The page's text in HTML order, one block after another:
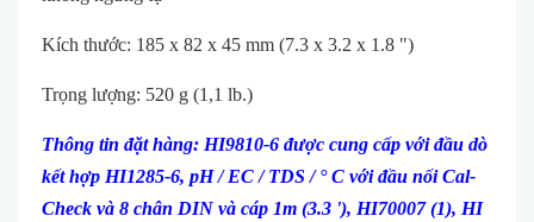
Kích thước: 185 x 82 x 45 mm (7.3 x 3.2 x 1.8 ")
Trọng lượng: 520 g (1,1 lb.)
Thông tin đặt hàng: HI9810-6 được cung cấp với đầu dò
kết hợp HI1285-6, pH / EC / TDS / ° C với đầu nối Cal-
Check và 8 chân DIN và cáp 1m (3.3 '), HI70007 (1), HI